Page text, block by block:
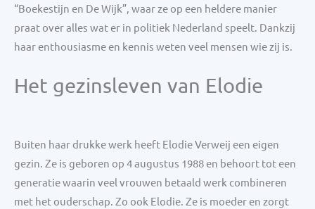
“Boekestijn en De Wijk”, waar ze op een heldere manier
praat over alles wat er in politiek Nederland speelt. Dankzij
haar enthousiasme en kennis weten veel mensen wie zij is.
Het gezinsleven van Elodie
Buiten haar drukke werk heeft Elodie Verweij een eigen
gezin. Ze is geboren op 4 augustus 1988 en behoort tot een
generatie waarin veel vrouwen betaald werk combineren
met het ouderschap. Zo ook Elodie. Ze is moeder en zorgt